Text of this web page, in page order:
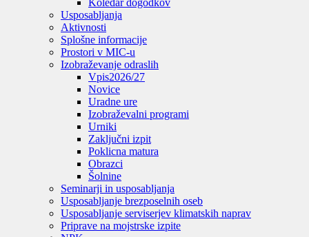
Koledar dogodkov
Usposabljanja
Aktivnosti
Splošne informacije
Prostori v MIC-u
Izobraževanje odraslih
Vpis2026/27
Novice
Uradne ure
Izobraževalni programi
Urniki
Zaključni izpit
Poklicna matura
Obrazci
Šolnine
Seminarji in usposabljanja
Usposabljanje brezposelnih oseb
Usposabljanje serviserjev klimatskih naprav
Priprave na mojstrske izpite